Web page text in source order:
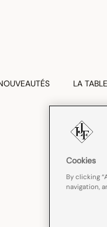
LA TABLE
Cookies
By clicking
navigation,